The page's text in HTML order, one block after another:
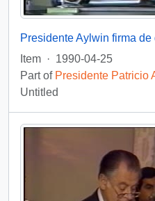
Item · 1990-04-25
Part of Presidente Patricio
Untitled